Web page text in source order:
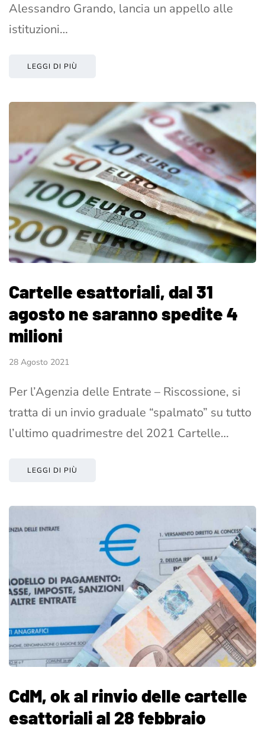
Alessandro Grando, lancia un appello alle
istituzioni…
LEGGI DI PIÙ
Cartelle esattoriali, dal 31
agosto ne saranno spedite 4
milioni
28 Agosto 2021
Per l’Agenzia delle Entrate – Riscossione, si
tratta di un invio graduale “spalmato” su tutto
l’ultimo quadrimestre del 2021 Cartelle…
LEGGI DI PIÙ
CdM, ok al rinvio delle cartelle
esattoriali al 28 febbraio